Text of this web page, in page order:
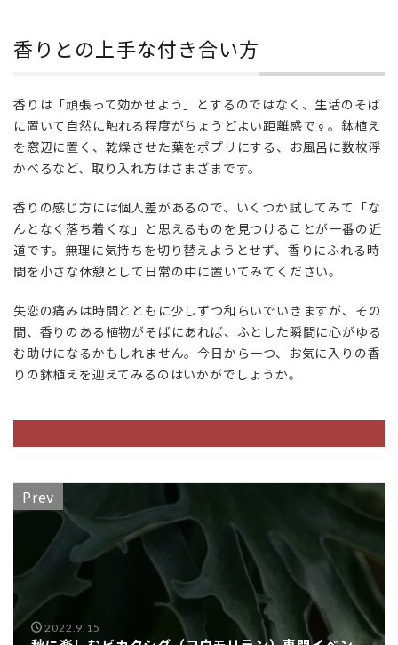
香りとの上手な付き合い方
香りは「頑張って効かせよう」とするのではなく、生活のそば
に置いて自然に触れる程度がちょうどよい距離感です。鉢植え
を窓辺に置く、乾燥させた葉をポプリにする、お風呂に数枚浮
かべるなど、取り入れ方はさまざまです。
香りの感じ方には個人差があるので、いくつか試してみて「な
んとなく落ち着くな」と思えるものを見つけることが一番の近
道です。無理に気持ちを切り替えようとせず、香りにふれる時
間を小さな休憩として日常の中に置いてみてください。
失恋の痛みは時間とともに少しずつ和らいでいきますが、その
間、香りのある植物がそばにあれば、ふとした瞬間に心がゆる
む助けになるかもしれません。今日から一つ、お気に入りの香
りの鉢植えを迎えてみるのはいかがでしょうか。
Prev
2022.9.15